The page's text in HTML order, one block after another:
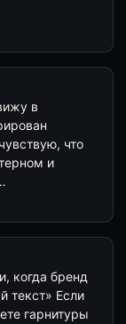
в
что
и
когда бренд
текст» Если
гарнитуры